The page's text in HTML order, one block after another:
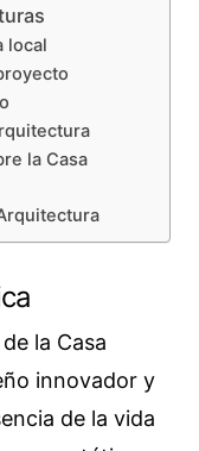
local
la Casa
la Casa
innovador y
de la vida